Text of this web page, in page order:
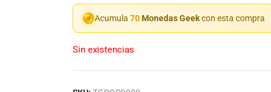
Acumula 70Monedas Geekcon esta compra
Sin existencias